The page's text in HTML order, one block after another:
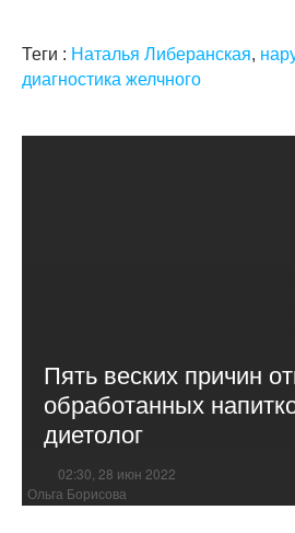
Теги : Наталья Либеранская,
диагностика желчного
Пять веских причин
обработанных
диетолог
02:30, 28 июн 2022
Ольга Борисова